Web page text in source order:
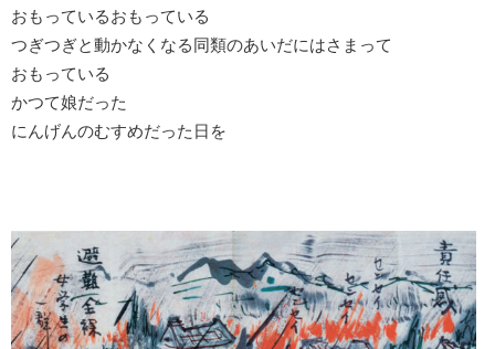
おもっているおもっている
つぎつぎと動かなくなる同類のあいだにはさまって
おもっている
かつて娘だった
にんげんのむすめだった日を